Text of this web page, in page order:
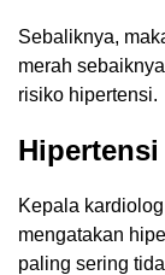
Sebaliknya,
merah
risiko hipertensi.
Kepala
mengatakan
paling sering